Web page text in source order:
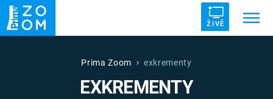
ŽIVĚ
UFO DRUHÁ SVĚTOVÁ VÁLKA
VETŘELCI DÁVNOVĚKU
Prima Zoom exkrementy
EXKREMENTY